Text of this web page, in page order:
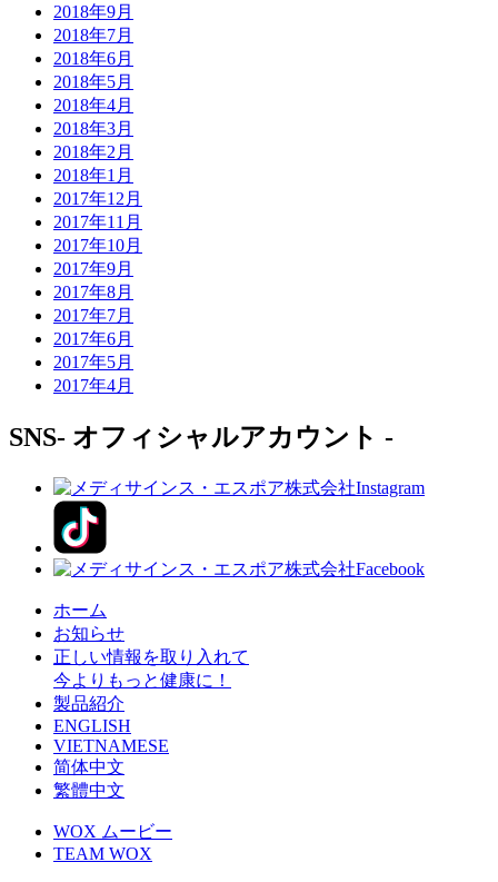
2018年9月
2018年7月
2018年6月
2018年5月
2018年4月
2018年3月
2018年2月
2018年1月
2017年12月
2017年11月
2017年10月
2017年9月
2017年8月
2017年7月
2017年6月
2017年5月
2017年4月
SNS- オフィシャルアカウント -
ホーム
お知らせ
正しい情報を取り入れて
今よりもっと健康に！
製品紹介
ENGLISH
VIETNAMESE
简体中文
繁體中文
WOX ムービー
TEAM WOX